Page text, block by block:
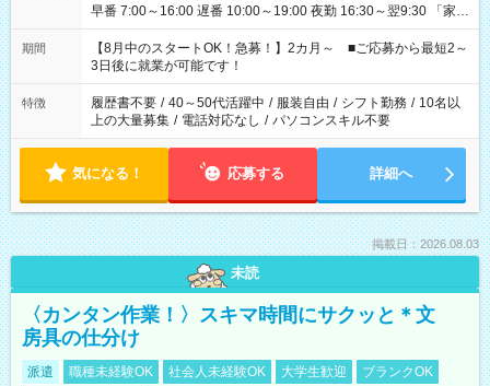
早番 7:00～16:00 遅番 10:00～19:00 夜勤 16:30～翌9:30 「家族
と休みを合わせたい」 「余裕を持って夕飯の準備がしたい」
「できれば残業はしたくない」 など、ご希望を教えてください
ね。 ※Wワーク希望の方へ 今ご覧のお仕事で希望する勤務時間
と、もう1つのお仕事の勤務時間。 合計で週40時間を超える場
合は応募できません。
期間
【8月中のスタートOK！急募！】2カ月～ ■ご応募から最短2～
3日後に就業が可能です！
特徴 履歴書不要 / 40～50代活躍中 / 服装自由 / シフト勤務 / 10名以
上の大量募集 / 電話対応なし / パソコンスキル不要
気になる！ 応募する 詳細へ
掲載日：2026.08.03
未読
〈カンタン作業！〉スキマ時間にサクッと＊文
房具の仕分け
派遣 職種未経験OK 社会人未経験OK 大学生歓迎
ブランクOK